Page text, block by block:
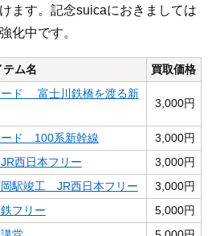
ます。記念suicaにおきましては
化中です。
テム名
買取価格
ド 富士川鉄橋を渡る新
3,000円
ド 100系新幹線
3,000円
西日本フリー
3,000円
駅竣工 JR西日本フリー
3,000円
フリー
5,000円